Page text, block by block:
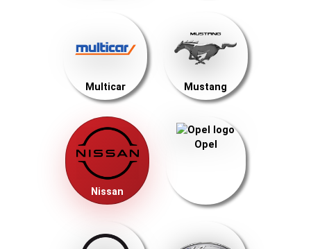
Multicar Mustang
Nissan
Opel